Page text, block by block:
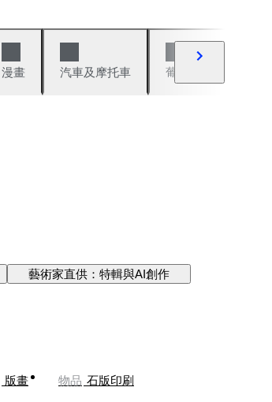
漫畫 汽車及摩托車 葡萄酒與烈酒
藝術家直供：特輯與AI創作
版畫 物品 石版印刷